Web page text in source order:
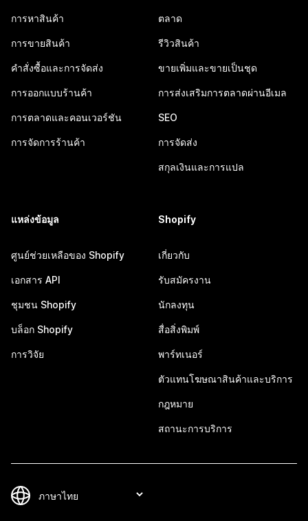
การหาสินค้า
การขายสินค้า
คำสั่งซื้อและการจัดส่ง
การออกแบบร้านค้า
การตลาดและคอนเวอร์ชัน
การจัดการร้านค้า
ตลาด
รีวิวสินค้า
ขายเพิ่มและขายเป็นชุด
การส่งเสริมการตลาดผ่านอีเมล
SEO
การจัดส่ง
สกุลเงินและการแปล
แหล่งข้อมูล
ศูนย์ช่วยเหลือของ Shopify
เอกสาร API
ชุมชน Shopify
บล็อก Shopify
การวิจัย
Shopify
เกี่ยวกับ
รับสมัครงาน
นักลงทุน
สื่อสิ่งพิมพ์
พาร์ทเนอร์
ตัวแทนโฆษณาสินค้าและบริการ
กฎหมาย
สถานะการบริการ